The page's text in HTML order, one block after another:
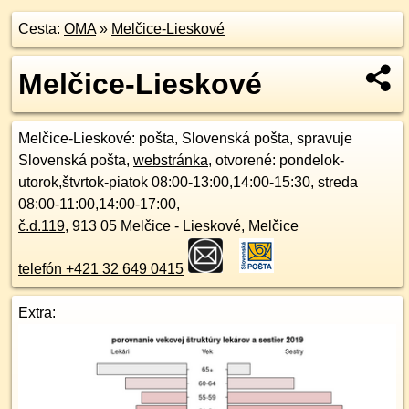
Cesta: OMA» Melčice-Lieskové
Melčice-Lieskové
Melčice-Lieskové: pošta, Slovenská pošta, spravuje
Slovenská pošta, webstránka, otvorené: pondelok-
utorok,štvrtok-piatok 08:00-13:00,14:00-15:30, streda
08:00-11:00,14:00-17:00,
č.d.119, 913 05 Melčice - Lieskové, Melčice
telefón +421 32 649 0415
Extra: